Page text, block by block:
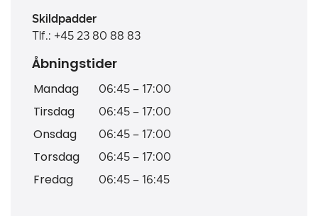
Skildpadder
Tlf.: +45 23 80 88 83
Åbningstider
Mandag 06:45 – 17:00
Tirsdag 06:45 – 17:00
Onsdag 06:45 – 17:00
Torsdag 06:45 – 17:00
Fredag 06:45 – 16:45